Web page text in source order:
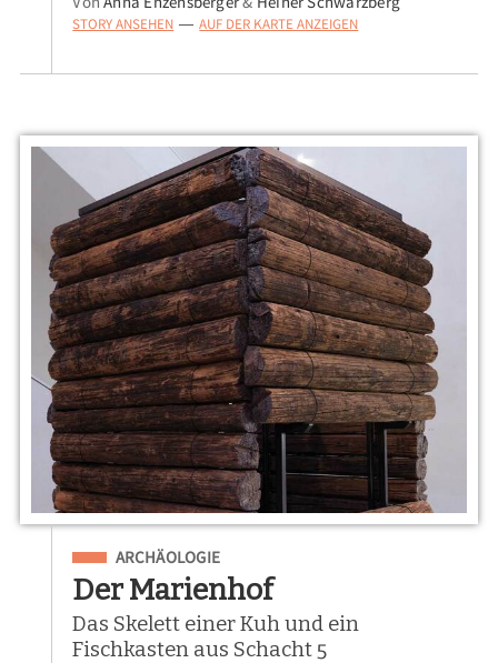
STORY ANSEHEN — AUF DER KARTE ANZEIGEN
Eingeordnet unter
ARCHÄOLOGIE
Der Marienhof
Das Skelett einer Kuh und ein
Fischkasten aus Schacht 5